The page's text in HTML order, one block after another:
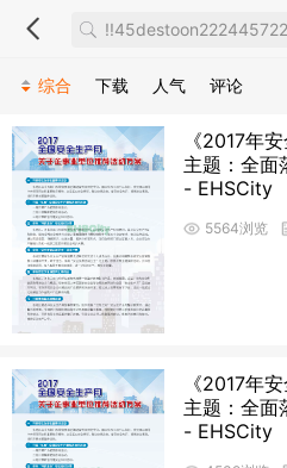
综合 下载 人气 评论
《2017年
主题：全面
- EHSCity
5564浏览
《2017年
主题：全面
- EHSCity